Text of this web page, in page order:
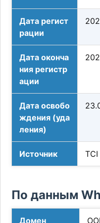
Дата регист
рации
Дата оконча
ния регистр
ации
Дата освобо
ждения (уда
ления)
Источник TCI
По данным
Домен